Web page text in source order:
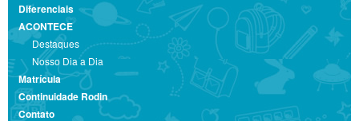
Diferenciais
ACONTECE
Destaques
Nosso Dia a Dia
Matrícula
Continuidade Rodin
Contato